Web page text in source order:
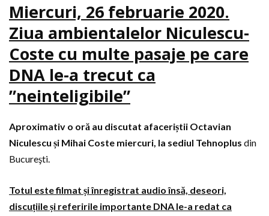
Miercuri, 26 februarie 2020.
Ziua ambientalelor Niculescu-
Coste cu multe pasaje pe care
DNA le-a trecut ca
”neinteligibile”
Aproximativ o oră au discutat afaceriștii Octavian
Niculescu și Mihai Coste miercuri, la sediul Tehnoplus din
Bucureşti.
Totul este filmat și înregistrat audio însă, deseori,
discuțiile și referirile importante DNA le-a redat ca